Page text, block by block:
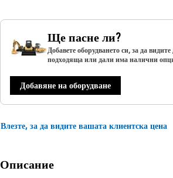
Ще пасне ли?
Добавете оборудването си, за да
подходяща или дали има налични
Добавяне на оборудване
Влезте, за да видите вашата клиентска цена
Описание